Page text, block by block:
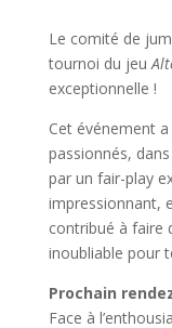
Le comité de
tournoi du jeu
exceptionnelle !
Cet événement
passionnés,
par un fair-play
impressionnant,
contribué à faire
inoubliable pour
Prochain
Face à